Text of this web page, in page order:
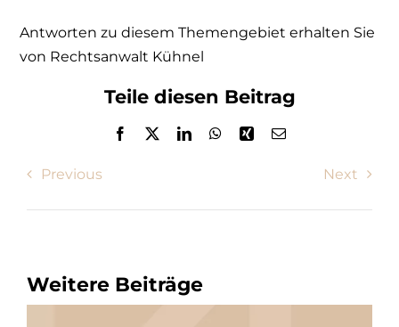
Antworten zu diesem Themengebiet erhalten Sie
von Rechtsanwalt Kühnel
Teile diesen Beitrag
Previous Next
Weitere Beiträge